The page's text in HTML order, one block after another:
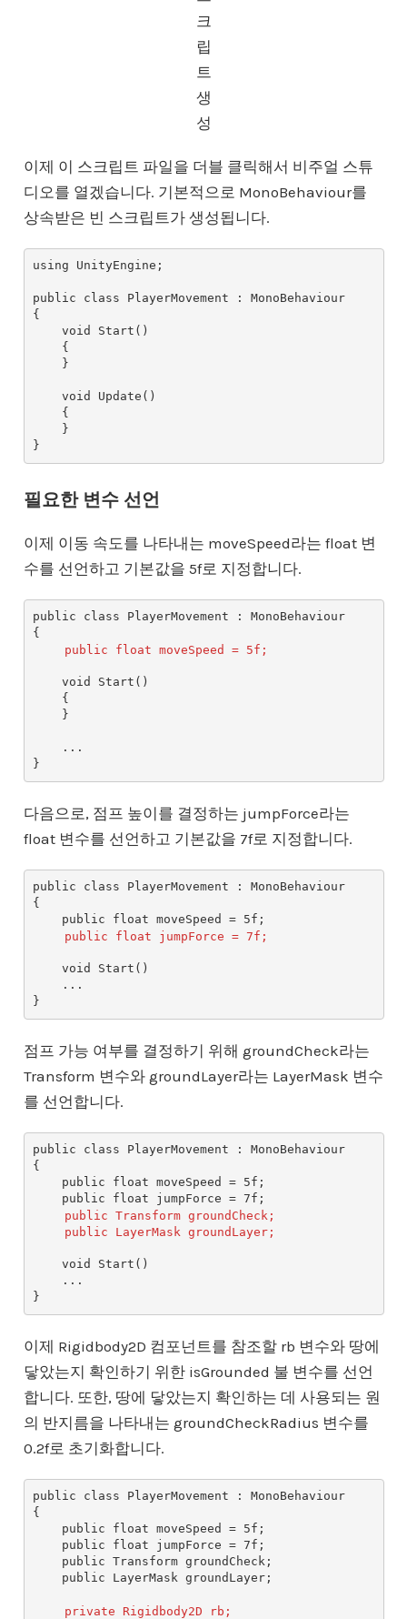
크
립
트
생
성
이제 이 스크립트 파일을 더블 클릭해서 비주얼 스튜
디오를 열겠습니다. 기본적으로 MonoBehaviour를
상속받은 빈 스크립트가 생성됩니다.
using UnityEngine;
public class PlayerMovement : MonoBehaviour
{
필요한 변수 선언
이제 이동 속도를 나타내는 moveSpeed라는 float 변
수를 선언하고 기본값을 5f로 지정합니다.
public class PlayerMovement : MonoBehaviour
{
public float moveSpeed = 5f;
다음으로, 점프 높이를 결정하는 jumpForce라는
float 변수를 선언하고 기본값을 7f로 지정합니다.
public class PlayerMovement : MonoBehaviour
{
public float jumpForce = 7f;
점프 가능 여부를 결정하기 위해 groundCheck라는
Transform 변수와 groundLayer라는 LayerMask 변수
를 선언합니다.
public class PlayerMovement : MonoBehaviour
{
public Transform groundCheck;
public LayerMask groundLayer;
이제 Rigidbody2D 컴포넌트를 참조할 rb 변수와 땅에
닿았는지 확인하기 위한 isGrounded 불 변수를 선언
합니다. 또한, 땅에 닿았는지 확인하는 데 사용되는 원
의 반지름을 나타내는 groundCheckRadius 변수를
0.2f로 초기화합니다.
public class PlayerMovement : MonoBehaviour
{
private Rigidbody2D rb;